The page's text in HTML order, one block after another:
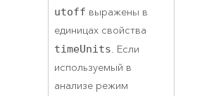
utoff выражены в
единицах свойства
timeUnits. Если
используемый в
анализе режим